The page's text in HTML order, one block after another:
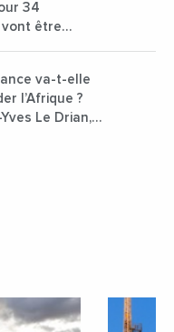
34
être
va-t-elle
l’Afrique ?
Le Drian,